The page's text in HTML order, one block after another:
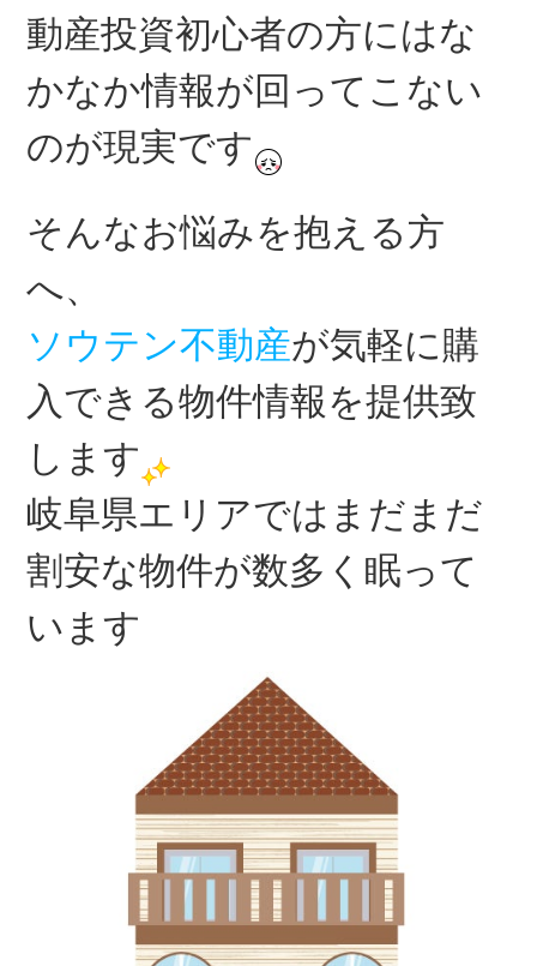
動産投資初心者の方にはな
かなか情報が回ってこない
のが現実です
そんなお悩みを抱える方
へ、
ソウテン不動産が気軽に購
入できる物件情報を提供致
します
岐阜県エリアではまだまだ
割安な物件が数多く眠って
います